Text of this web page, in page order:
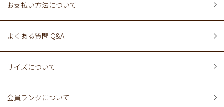
お支払い方法について
よくある質問 Q&A
サイズについて
会員ランクについて